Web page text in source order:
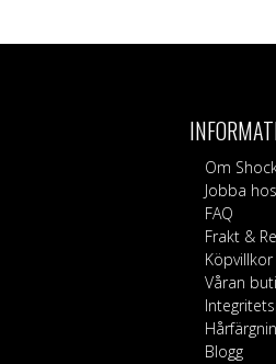
Om
Jobba
FAQ
Frakt &
Köpvillkor
Våran
Blogg